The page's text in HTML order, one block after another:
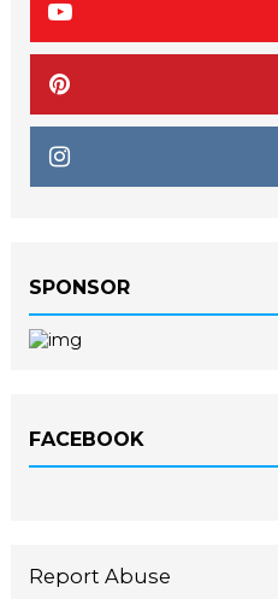
SPONSOR
FACEBOOK
Report Abuse